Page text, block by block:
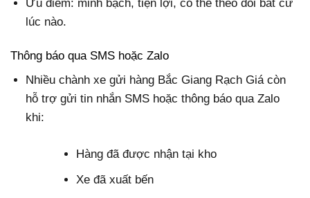
Ưu điểm: minh bạch, tiện lợi, có thể theo dõi bất cứ
lúc nào.
Thông báo qua SMS hoặc Zalo
Nhiều chành xe gửi hàng Bắc Giang Rạch Giá còn
hỗ trợ gửi tin nhắn SMS hoặc thông báo qua Zalo
khi:
Hàng đã được nhận tại kho
Xe đã xuất bến